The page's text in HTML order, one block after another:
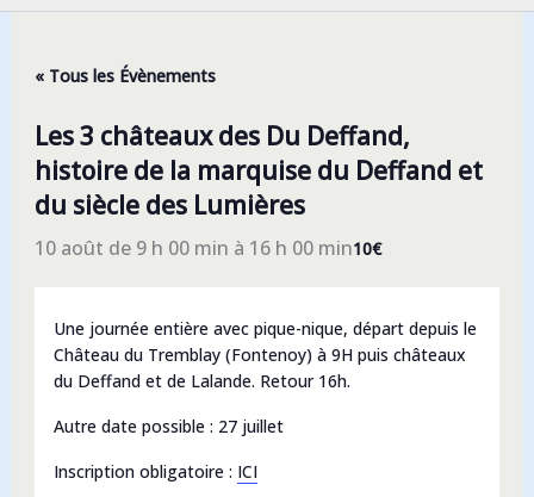
« Tous les Évènements
Les 3 châteaux des Du Deffand,
histoire de la marquise du Deffand et
du siècle des Lumières
10 août de 9 h 00 min à 16 h 00 min10€
Une journée entière avec pique-nique, départ depuis le
Château du Tremblay (Fontenoy) à 9H puis châteaux
du Deffand et de Lalande. Retour 16h.
Autre date possible : 27 juillet
Inscription obligatoire : ICI